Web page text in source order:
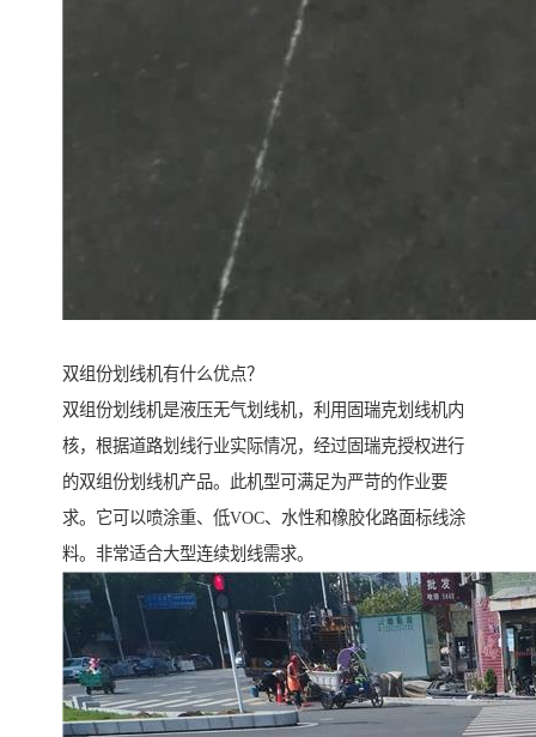
双组份划线机有什么优点？
双组份划线机是液压无气划线机，利用固瑞克划线机内
核，根据道路划线行业实际情况，经过固瑞克授权进行
的双组份划线机产品。此机型可满足为严苛的作业要
求。它可以喷涂重、低VOC、水性和橡胶化路面标线涂
料。非常适合大型连续划线需求。